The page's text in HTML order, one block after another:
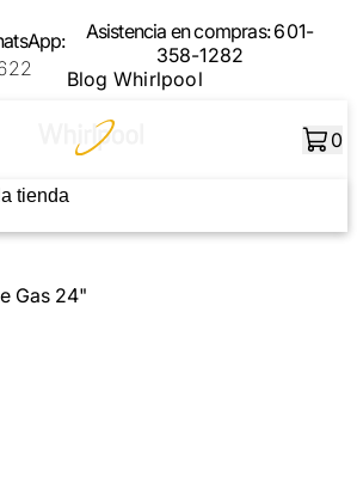
Asistencia en compras:601-
358-1282
Blog Whirlpool
0
Gas 24"